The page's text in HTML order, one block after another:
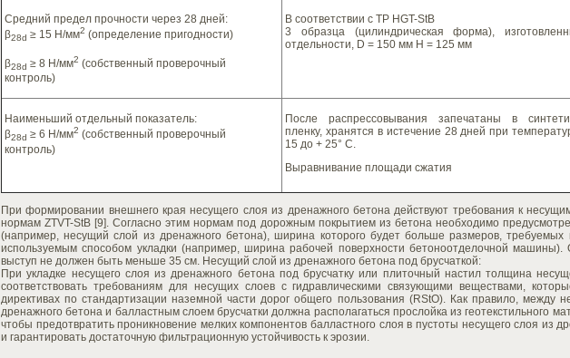
Средний предел прочности через 28 дней:
β28d ≥ 15 Н/мм2 (определение пригодности)
β28d ≥ 8 Н/мм2 (собственный проверочный
контроль)
В соответствии с TP HGT-StB
3 образца (цилиндрическая форма),
отдельности, D = 150 мм H = 125 мм
Наименьший отдельный показатель:
β28d ≥ 6 Н/мм2 (собственный проверочный
контроль)
После распрессовывания запечатаны в
пленку, хранятся в истечение 28 дней при
15 до + 25° C.
Выравнивание площади сжатия
При формировании внешнего края несущего слоя из дренажного бетона действуют требования к
нормам ZTVT-StB [9]. Согласно этим нормам под дорожным покрытием из бетона необходимо
(например, несущий слой из дренажного бетона), ширина которого будет больше размеров, требуемых
используемым способом укладки (например, ширина рабочей поверхности бетоноотделочной машины).
выступ не должен быть меньше 35 см. Несущий слой из дренажного бетона под брусчаткой:
При укладке несущего слоя из дренажного бетона под брусчатку или плиточный настил толщина
соответствовать требованиям для несущих слоев с гидравлическими связующими веществами,
директивах по стандартизации наземной части дорог общего пользования (RStO). Как правило, между
дренажного бетона и балластным слоем брусчатки должна располагаться прослойка из геотекстильного
чтобы предотвратить проникновение мелких компонентов балластного слоя в пустоты несущего слоя из
и гарантировать достаточную фильтрационную устойчивость к эрозии.